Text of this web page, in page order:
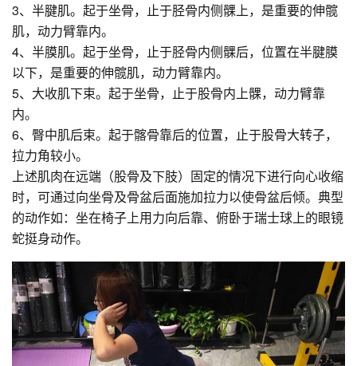
3、半腱肌。起于坐骨，止于胫骨内侧髁上，是重要的伸髋
肌，动力臂靠内。
4、半膜肌。起于坐骨，止于胫骨内侧髁后，位置在半腱膜
以下，是重要的伸髋肌，动力臂靠内。
5、大收肌下束。起于坐骨，止于股骨内上髁，动力臂靠
内。
6、臀中肌后束。起于髂骨靠后的位置，止于股骨大转子，
拉力角较小。
上述肌肉在远端（股骨及下肢）固定的情况下进行向心收缩
时，可通过向坐骨及骨盆后面施加拉力以使骨盆后倾。典型
的动作如：坐在椅子上用力向后靠、俯卧于瑞士球上的眼镜
蛇挺身动作。